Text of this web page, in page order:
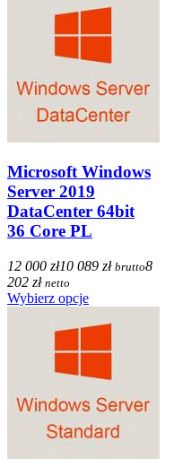
Microsoft Windows
Server 2019
DataCenter 64bit
36 Core PL
12 000 zł10 089 zł brutto8
202 zł netto
Wybierz opcje